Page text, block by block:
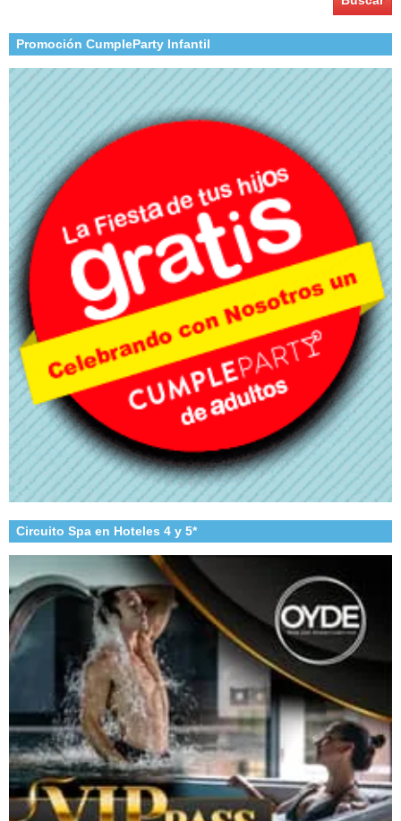
Promoción CumpleParty Infantil
Circuito Spa en Hoteles 4 y 5*